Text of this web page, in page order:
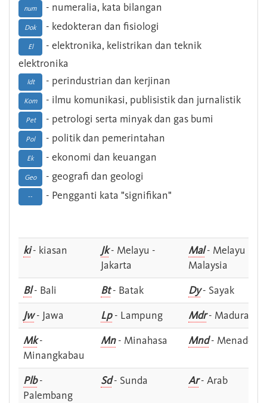
num - numeralia, kata bilangan
Dok - kedokteran dan fisiologi
El
- elektronika, kelistrikan dan teknik
elektronika
Idt - perindustrian dan kerjinan
Kom - ilmu komunikasi, publisistik dan jurnalistik
Pet - petrologi serta minyak dan gas bumi
Pol - politik dan pemerintahan
Ek - ekonomi dan keuangan
Geo - geografi dan geologi
-- - Pengganti kata "signifikan"
ki- kiasan Jk- Melayu -
Jakarta
Mal- Melayu -
Malaysia
Bl- Bali Bt- Batak Dy- Sayak
Jw- Jawa Lp- Lampung Mdr- Madura
Mk-
Minangkabau
Mn- Minahasa Mnd- Menado
Plb-
Palembang
Sd- Sunda Ar- Arab